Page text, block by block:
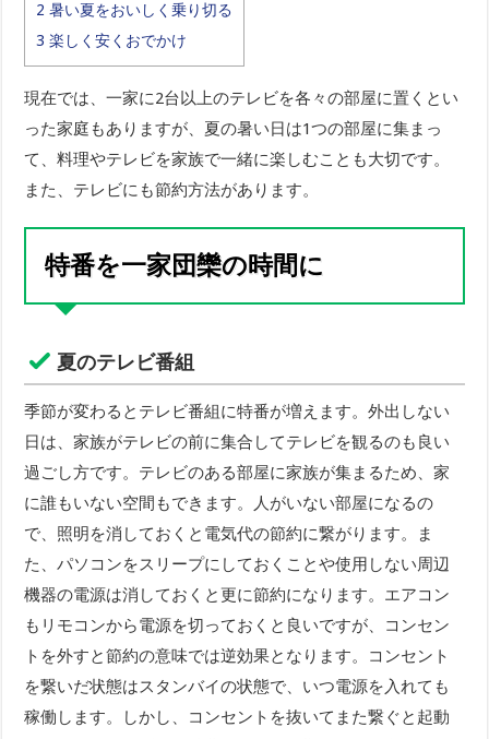
2 暑い夏をおいしく乗り切る
3 楽しく安くおでかけ
現在では、一家に2台以上のテレビを各々の部屋に置くとい
った家庭もありますが、夏の暑い日は1つの部屋に集まっ
て、料理やテレビを家族で一緒に楽しむことも大切です。
また、テレビにも節約方法があります。
特番を一家団欒の時間に
夏のテレビ番組
季節が変わるとテレビ番組に特番が増えます。外出しない
日は、家族がテレビの前に集合してテレビを観るのも良い
過ごし方です。テレビのある部屋に家族が集まるため、家
に誰もいない空間もできます。人がいない部屋になるの
で、照明を消しておくと電気代の節約に繋がります。ま
た、パソコンをスリープにしておくことや使用しない周辺
機器の電源は消しておくと更に節約になります。エアコン
もリモコンから電源を切っておくと良いですが、コンセン
トを外すと節約の意味では逆効果となります。コンセント
を繋いだ状態はスタンバイの状態で、いつ電源を入れても
稼働します。しかし、コンセントを抜いてまた繋ぐと起動